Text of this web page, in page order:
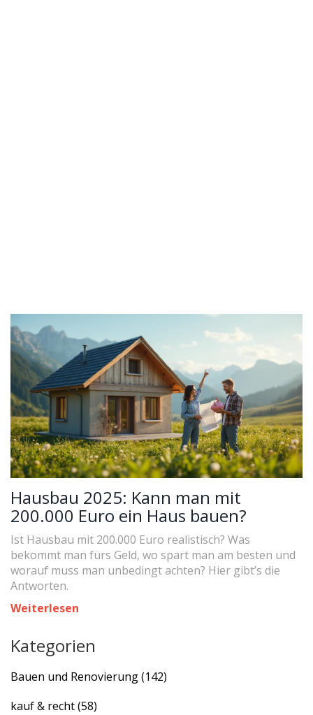
Hausbau 2025: Kann man mit
200.000 Euro ein Haus bauen?
Ist Hausbau mit 200.000 Euro realistisch? Was
bekommt man fürs Geld, wo spart man am besten und
worauf muss man unbedingt achten? Hier gibt’s die
Antworten.
Weiterlesen
Kategorien
Bauen und Renovierung(142)
kauf & recht(58)